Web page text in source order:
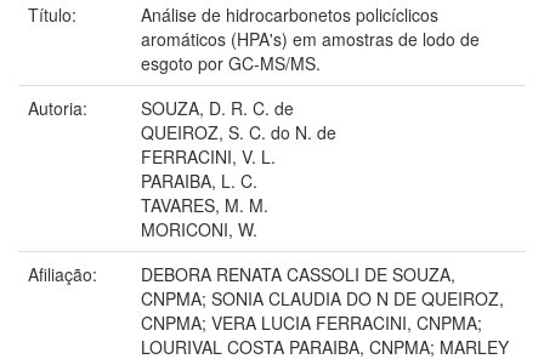
Título:
Análise de hidrocarbonetos policíclicos
aromáticos (HPA's) em amostras de lodo de
esgoto por GC-MS/MS.
Autoria:
SOUZA, D. R. C. de
QUEIROZ, S. C. do N. de
FERRACINI, V. L.
PARAIBA, L. C.
TAVARES, M. M.
MORICONI, W.
Afiliação:
DEBORA RENATA CASSOLI DE SOUZA,
CNPMA; SONIA CLAUDIA DO N DE QUEIROZ,
CNPMA; VERA LUCIA FERRACINI, CNPMA;
LOURIVAL COSTA PARAIBA, CNPMA; MARLEY